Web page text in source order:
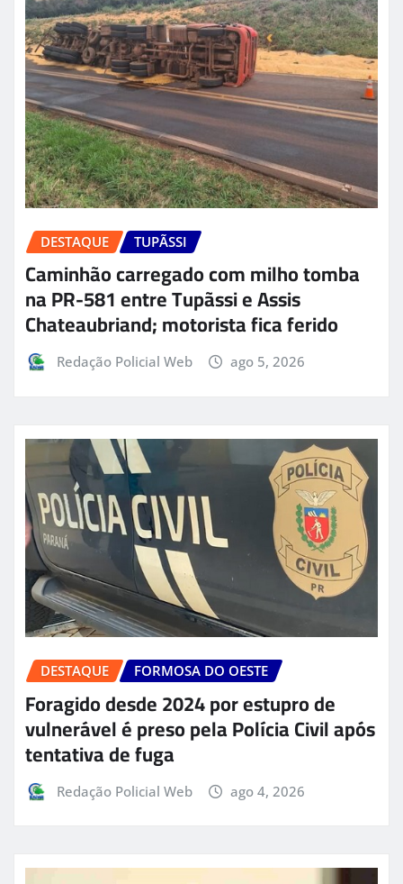
DESTAQUE TUPÃSSI
Caminhão carregado com milho tomba
na PR-581 entre Tupãssi e Assis
Chateaubriand; motorista fica ferido
Redação Policial Web ago 5, 2026
DESTAQUE FORMOSA DO OESTE
Foragido desde 2024 por estupro de
vulnerável é preso pela Polícia Civil após
tentativa de fuga
Redação Policial Web ago 4, 2026